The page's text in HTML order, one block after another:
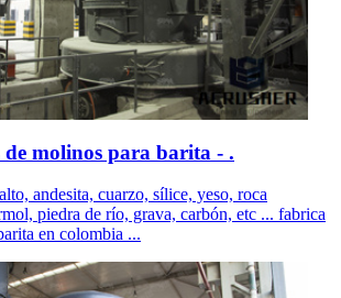
de molinos para barita - .
andesita, cuarzo, sílice, yeso, roca
piedra de río, grava, carbón, etc ... fabrica
en colombia ...